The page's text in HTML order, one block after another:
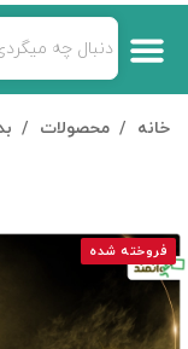
خانه محصولات
فروخته شده